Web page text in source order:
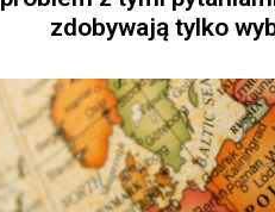
zdobywają tylko